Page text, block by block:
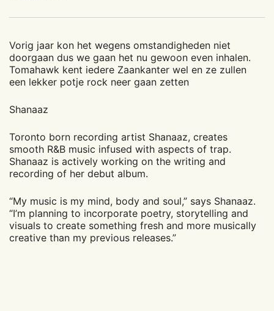
Vorig jaar kon het wegens omstandigheden niet
doorgaan dus we gaan het nu gewoon even inhalen.
Tomahawk kent iedere Zaankanter wel en ze zullen
een lekker potje rock neer gaan zetten
Shanaaz
Toronto born recording artist Shanaaz, creates
smooth R&B music infused with aspects of trap.
Shanaaz is actively working on the writing and
recording of her debut album.
“My music is my mind, body and soul,” says Shanaaz.
“I’m planning to incorporate poetry, storytelling and
visuals to create something fresh and more musically
creative than my previous releases.”